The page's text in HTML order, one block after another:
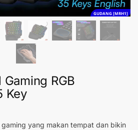
GUDANG [MRH1]
RGB
Key
yang makan tempat dan bikin